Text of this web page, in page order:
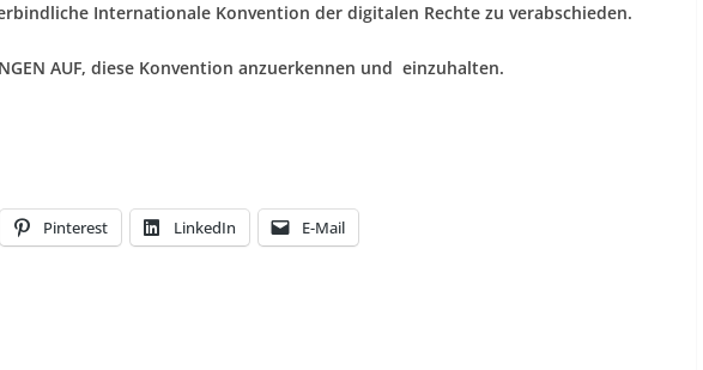
Internationale Konvention der digitalen Rechte zu verabschieden.
AUF, diese Konvention anzuerkennen und einzuhalten.
Pinterest LinkedIn E-Mail